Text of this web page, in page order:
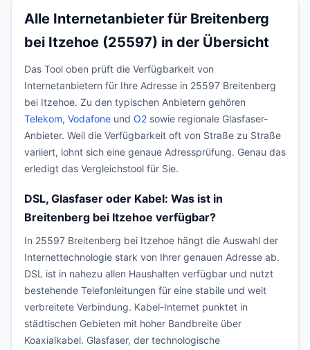
Alle Internetanbieter für Breitenberg
bei Itzehoe (25597) in der Übersicht
Das Tool oben prüft die Verfügbarkeit von
Internetanbietern für Ihre Adresse in 25597 Breitenberg
bei Itzehoe. Zu den typischen Anbietern gehören
Telekom, Vodafone und O2 sowie regionale Glasfaser-
Anbieter. Weil die Verfügbarkeit oft von Straße zu Straße
variiert, lohnt sich eine genaue Adressprüfung. Genau das
erledigt das Vergleichstool für Sie.
DSL, Glasfaser oder Kabel: Was ist in
Breitenberg bei Itzehoe verfügbar?
In 25597 Breitenberg bei Itzehoe hängt die Auswahl der
Internettechnologie stark von Ihrer genauen Adresse ab.
DSL ist in nahezu allen Haushalten verfügbar und nutzt
bestehende Telefonleitungen für eine stabile und weit
verbreitete Verbindung. Kabel-Internet punktet in
städtischen Gebieten mit hoher Bandbreite über
Koaxialkabel. Glasfaser, der technologische